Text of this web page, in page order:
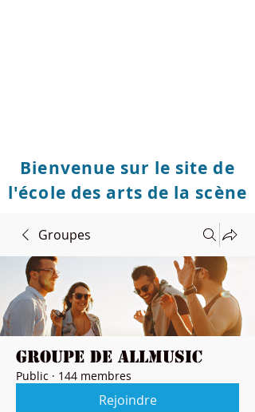
Bienvenue sur le site de
l'école des arts de la scène
Groupes
Groupe de Allmusic
Public · 144 membres
Rejoindre